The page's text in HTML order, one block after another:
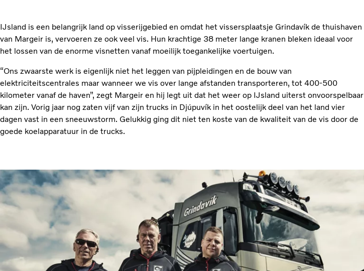
IJsland is een belangrijk land op visserijgebied en omdat het vissersplaatsje Grindavík de thuishaven
van Margeir is, vervoeren ze ook veel vis. Hun krachtige 38 meter lange kranen bleken ideaal voor
het lossen van de enorme visnetten vanaf moeilijk toegankelijke voertuigen.
“Ons zwaarste werk is eigenlijk niet het leggen van pijpleidingen en de bouw van
elektriciteitscentrales maar wanneer we vis over lange afstanden transporteren, tot 400-500
kilometer vanaf de haven”, zegt Margeir en hij legt uit dat het weer op IJsland uiterst onvoorspelbaar
kan zijn. Vorig jaar nog zaten vijf van zijn trucks in Djúpuvík in het oostelijk deel van het land vier
dagen vast in een sneeuwstorm. Gelukkig ging dit niet ten koste van de kwaliteit van de vis door de
goede koelapparatuur in de trucks.